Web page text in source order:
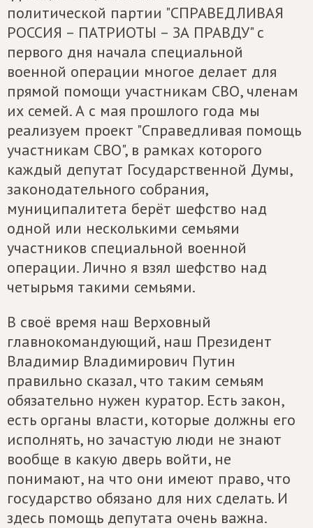
политической партии "СПРАВЕДЛИВАЯ
РОССИЯ – ПАТРИОТЫ – ЗА ПРАВДУ" с
первого дня начала специальной
военной операции многое делает для
прямой помощи участникам СВО, членам
их семей. А с мая прошлого года мы
реализуем проект "Справедливая помощь
участникам СВО", в рамках которого
каждый депутат Государственной Думы,
законодательного собрания,
муниципалитета берёт шефство над
одной или несколькими семьями
участников специальной военной
операции. Лично я взял шефство над
четырьмя такими семьями.
В своё время наш Верховный
главнокомандующий, наш Президент
Владимир Владимирович Путин
правильно сказал, что таким семьям
обязательно нужен куратор. Есть закон,
есть органы власти, которые должны его
исполнять, но зачастую люди не знают
вообще в какую дверь войти, не
понимают, на что они имеют право, что
государство обязано для них сделать. И
здесь помощь депутата очень важна.